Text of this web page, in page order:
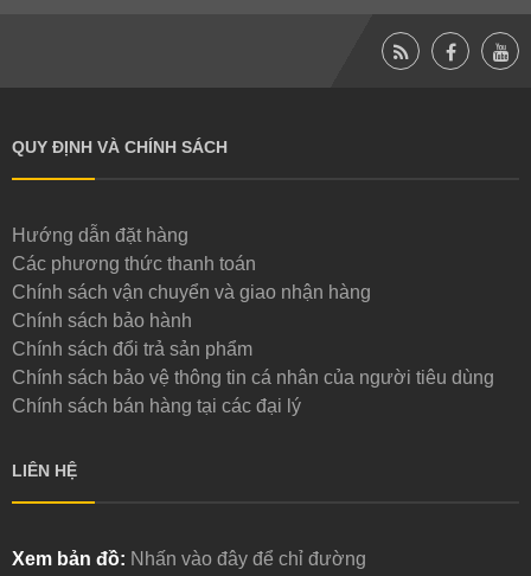
QUY ĐỊNH VÀ CHÍNH SÁCH
Hướng dẫn đặt hàng
Các phương thức thanh toán
Chính sách vận chuyển và giao nhận hàng
Chính sách bảo hành
Chính sách đổi trả sản phẩm
Chính sách bảo vệ thông tin cá nhân của người tiêu dùng
Chính sách bán hàng tại các đại lý
LIÊN HỆ
Xem bản đồ: Nhấn vào đây để chỉ đường